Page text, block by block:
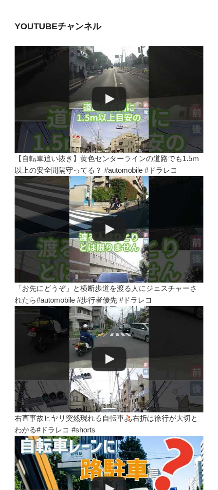
YOUTUBEチャンネル
【自転車追い抜き】黄色センターラインの道路でも1.5ｍ
以上の安全間隔守ってる？ #automobile #ドラレコ
「お先にどうぞ」と横断歩道を渡る人にジェスチャーさ
れたら#automobile #歩行者優先 #ドラレコ
右直事故ヒヤリ突然現れる自転車
右折は徐行が大切と
わかる#ドラレコ #shorts